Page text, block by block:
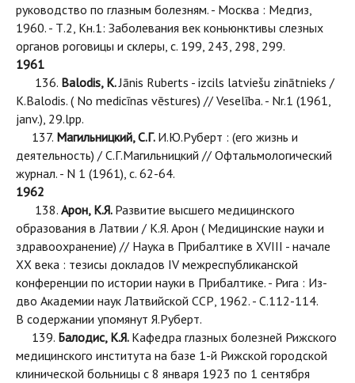
руководство по глазным болезням. - Москва : Медгиз,
1960. - Т.2, Кн.1: Заболевания век коньюнктивы слезных
органов роговицы и склеры, с. 199, 243, 298, 299.
1961
136. Balodis, K.Jānis Ruberts - izcils latviešu zinātnieks /
K.Balodis. ( No medicīnas vēstures) // Veselība. - Nr.1 (1961,
janv.), 29.lpp.
137. Магильницкий, С.Г. И.Ю.Руберт : (его жизнь и
деятельность) / С.Г.Магильницкий // Офтальмологический
журнал. - N 1 (1961), c. 62-64.
1962
138. Арон, К.Я. Развитие высшего медицинского
образования в Латвии / К.Я. Арон ( Медицинские науки и
здравоохранение) // Наука в Прибалтике в XVIII - начале
ХХ века : тезисы докладов IV межреспубликанской
конференции по истории науки в Прибалтике. - Рига : Из-
дво Академии наук Латвийской ССР, 1962. - С.112-114.
В содержании упомянут Я.Руберт.
139. Балодис, К.Я. Кафедра глазных болезней Рижского
медицинского института на базе 1-й Рижской городской
клинической больницы с 8 января 1923 по 1 сентября